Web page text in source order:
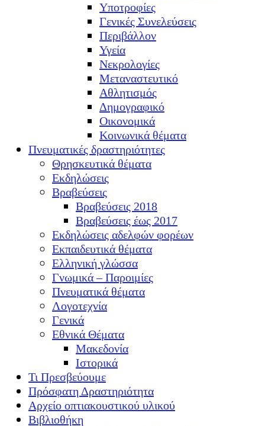
Υποτροφίες
Γενικές Συνελεύσεις
Περιβάλλον
Υγεία
Νεκρολογίες
Μεταναστευτικό
Αθλητισμός
Δημογραφικό
Οικονομικά
Κοινωνικά θέματα
Πνευματικές δραστηριότητες
Θρησκευτικά θέματα
Εκδηλώσεις
Βραβεύσεις
Βραβεύσεις 2018
Βραβεύσεις έως 2017
Εκδηλώσεις αδελφών φορέων
Εκπαιδευτικά θέματα
Ελληνική γλώσσα
Γνωμικά – Παροιμίες
Πνευματικά θέματα
Λογοτεχνία
Γενικά
Εθνικά Θέματα
Μακεδονία
Ιστορικά
Τι Πρεσβεύουμε
Πρόσφατη Δραστηριότητα
Αρχείο οπτιακουστικού υλικού
Βιβλιοθήκη